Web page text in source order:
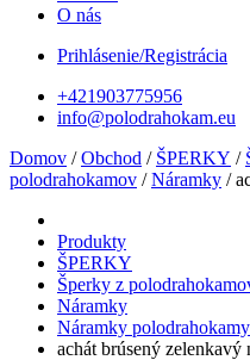
O nás
Prihlásenie/Registrácia
+421903775956
info@polodrahokam.eu
Domov /Obchod / ŠPERKY /
polodrahokamov /Náramky /
Produkty
ŠPERKY
Šperky z
Náramky
Náramky
achát brúsený zelenkavý